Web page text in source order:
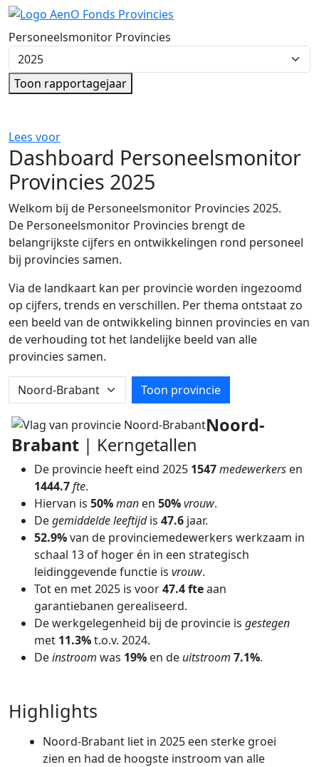
Ga direct naar de inhoud
Personeelsmonitor Provincies
Kies rapportagejaar
Toon rapportagejaar
Lees voor
Dashboard Personeelsmonitor
Provincies 2025
Welkom bij de Personeelsmonitor Provincies 2025.
De Personeelsmonitor Provincies brengt de
belangrijkste cijfers en ontwikkelingen rond personeel
bij provincies samen.
Via de landkaart kan per provincie worden ingezoomd
op cijfers, trends en verschillen. Per thema ontstaat zo
een beeld van de ontwikkeling binnen provincies en van
de verhouding tot het landelijke beeld van alle
provincies samen.
Kies provincie
Toon provincie
Noord-
Brabant | Kerngetallen
De provincie heeft eind 2025 1547medewerkers en
1444.7fte.
Hiervan is 50%man en 50%vrouw.
Degemiddelde leeftijdis 47.6 jaar.
52.9%van de provinciemedewerkers werkzaam in
schaal 13 of hoger én in een strategisch
leidinggevende functie is vrouw.
Tot en met 2025 is voor47.4 fteaan
garantiebanen gerealiseerd.
De werkgelegenheid bij de provincie is gestegen
met 11.3%t.o.v. 2024.
Deinstroom was 19% en de uitstroom 7.1%.
Highlights
Noord-Brabant liet in 2025 een sterke groei
zien en had de hoogste instroom van alle